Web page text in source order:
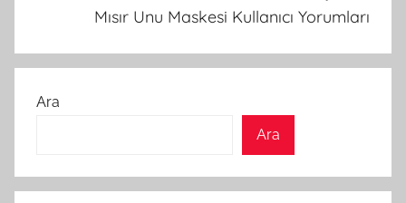
Mısır Unu Maskesi Kullanıcı Yorumları
Ara
Ara